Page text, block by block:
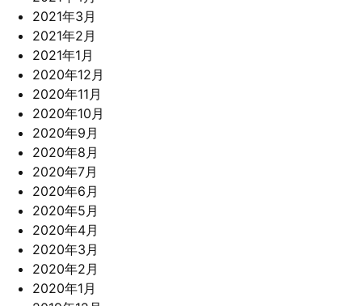
2021年3月
2021年2月
2021年1月
2020年12月
2020年11月
2020年10月
2020年9月
2020年8月
2020年7月
2020年6月
2020年5月
2020年4月
2020年3月
2020年2月
2020年1月